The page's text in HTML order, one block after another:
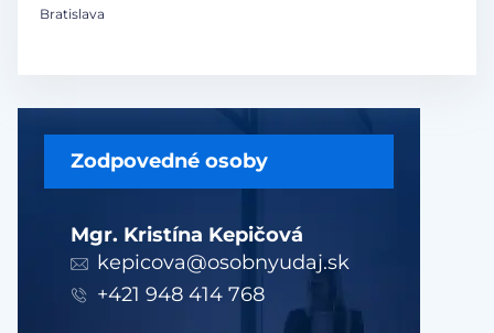
Zodpovedné osoby
Mgr. Kristína Kepičová
kepicova@osobnyudaj.sk
+421 948 414 768
Bratislava